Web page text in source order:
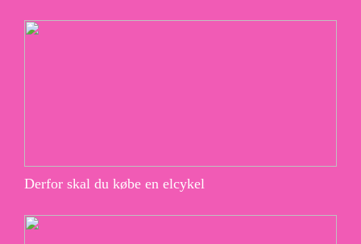
Derfor skal du købe en elcykel